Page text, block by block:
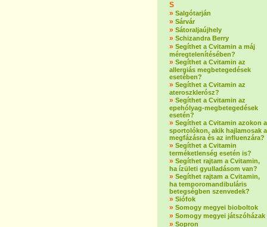
S
» Salgótarján
» Sárvár
» Sátoraljaújhely
» Schizandra Berry
» Segíthet a Cvitamin a máj
méregtelenítésében?
» Segíthet a Cvitamin az
allergiás megbetegedések
esetében?
» Segíthet a Cvitamin az
ateroszklerósz?
» Segíthet a Cvitamin az
epehólyag-megbetegedések
esetén?
» Segíthet a Cvitamin azokon a
sportolókon, akik hajlamosak a
megfázásra és az influenzára?
» Segíthet a Cvitamin
terméketlenség esetén is?
» Segíthet rajtam a Cvitamin,
ha ízületi gyulladásom van?
» Segíthet rajtam a Cvitamin,
ha temporomandibuláris
betegségben szenvedek?
» Siófok
» Somogy megyei bioboltok
» Somogy megyei játszóházak
» Sopron